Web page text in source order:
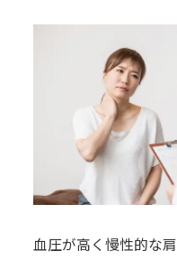
血圧が高く慢性的な